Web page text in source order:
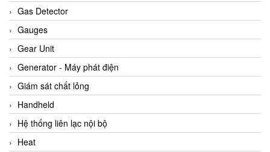
ARCA Regler
Arcos Hydraulik
Ardetem-Sfere-Vietnam
Argal
AS ENERGI
ASCO CO2
Asker
AT2E
Gas Detector
Gauges
Gear Unit
Generator - Máy phát điện
Giám sát chất lỏng
Handheld
Hệ thống liên lạc nội bộ
Heat